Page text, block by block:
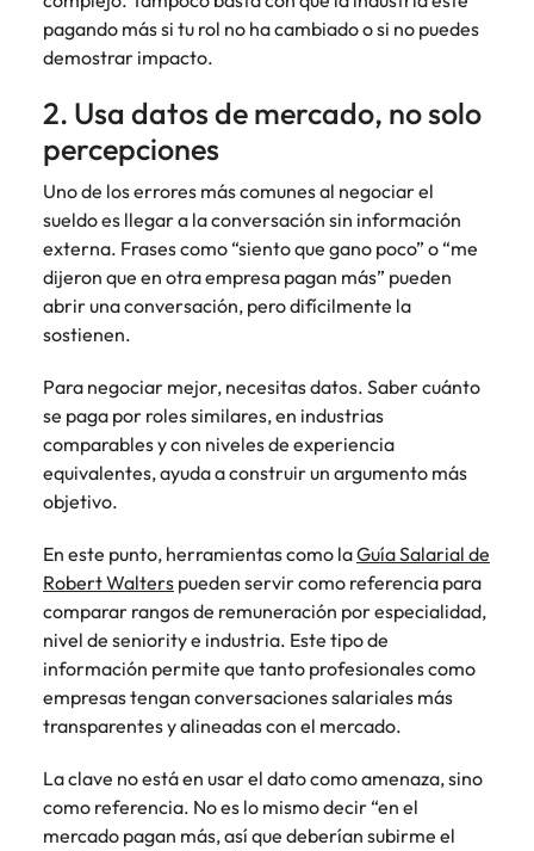
pagando más si tu rol no ha cambiado o si no puedes
demostrar impacto.
2. Usa datos de mercado, no solo
percepciones
Uno de los errores más comunes al negociar el
sueldo es llegar a la conversación sin información
externa. Frases como “siento que gano poco” o “me
dijeron que en otra empresa pagan más” pueden
abrir una conversación, pero difícilmente la
sostienen.
Para negociar mejor, necesitas datos. Saber cuánto
se paga por roles similares, en industrias
comparables y con niveles de experiencia
equivalentes, ayuda a construir un argumento más
objetivo.
En este punto, herramientas como laGuía Salarial de
Robert Walters pueden servir como referencia para
comparar rangos de remuneración por especialidad,
nivel de seniority e industria. Este tipo de
información permite que tanto profesionales como
empresas tengan conversaciones salariales más
transparentes y alineadas con el mercado.
La clave no está en usar el dato como amenaza, sino
como referencia. No es lo mismo decir “en el
mercado pagan más, así que deberían subirme el